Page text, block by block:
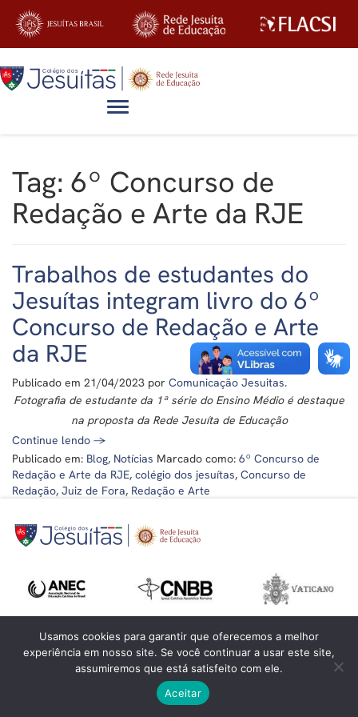
Alternar navegação
Tag: 6º Concurso de
Redação e Arte da RJE
Trabalhos de estudantes do
Jesuítas integram livro do 6º
Concurso de Redação e Arte
da RJE
Publicado em 21/04/2023 por Comunicação Jesuitas.
Fotografia de estudante da 1ª série do Ensino Médio é destaque
na proposta da Rede Jesuíta de Educação
Continue lendo →
Publicado em: Blog, Notícias Marcado como: 6º Concurso de
Redação e Arte da RJE, colégio dos jesuítas, Concurso de
Redação, Juiz de Fora, Redação e Arte
- Todos os direitos reservados
Usamos cookies para garantir que oferecemos a melhor
experiência em nosso site. Se você continuar a usar este site,
assumiremos que está satisfeito com ele.
Aceitar